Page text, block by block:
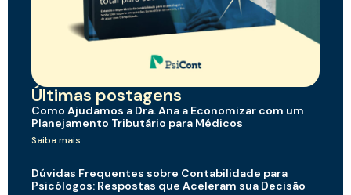
Últimas postagens
Como Ajudamos a Dra. Ana a Economizar com um
Planejamento Tributário para Médicos
Saiba mais
Dúvidas Frequentes sobre Contabilidade para
Psicólogos: Respostas que Aceleram sua Decisão